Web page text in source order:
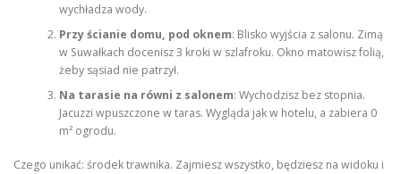
wychładza wody.
Przy ścianie domu, pod oknem: Blisko wyjścia z salonu. Zimą
w Suwałkach docenisz 3 kroki w szlafroku. Okno matowisz folią,
żeby sąsiad nie patrzył.
Na tarasie na równi z salonem: Wychodzisz bez stopnia.
Jacuzzi wpuszczone w taras. Wygląda jak w hotelu, a zabiera 0
m² ogrodu.
Czego unikać: środek trawnika. Zajmiesz wszystko, będziesz na widoku i